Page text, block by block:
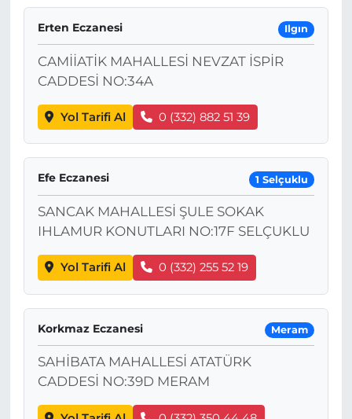
Erten Eczanesi Ilgın
CAMİİATİK MAHALLESİ NEVZAT İSPİR
CADDESİ NO:34A
Yol Tarifi Al 0 (332) 882 51 39
Efe Eczanesi 1 Selçuklu
SANCAK MAHALLESİ ŞULE SOKAK
IHLAMUR KONUTLARI NO:17F SELÇUKLU
Yol Tarifi Al 0 (332) 255 52 19
Korkmaz Eczanesi Meram
SAHİBATA MAHALLESİ ATATÜRK
CADDESİ NO:39D MERAM